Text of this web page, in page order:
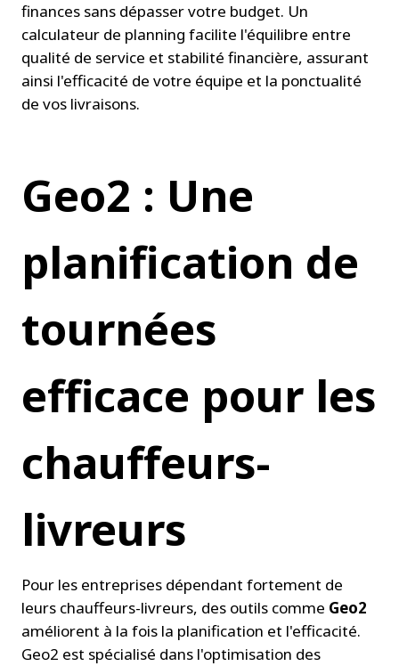
finances sans dépasser votre budget. Un
calculateur de planning facilite l'équilibre entre
qualité de service et stabilité financière, assurant
ainsi l'efficacité de votre équipe et la ponctualité
de vos livraisons.
Geo2 : Une
planification de
tournées
efficace pour les
chauffeurs-
livreurs
Pour les entreprises dépendant fortement de
leurs chauffeurs-livreurs, des outils comme Geo2
améliorent à la fois la planification et l'efficacité.
Geo2 est spécialisé dans l'optimisation des